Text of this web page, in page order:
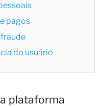
pagos
do usuário
plataforma